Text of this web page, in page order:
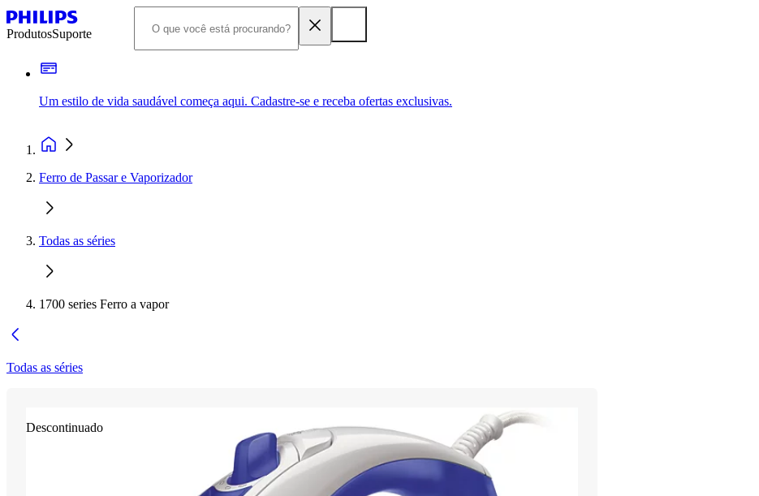
ProdutosSuporte
Um estilo de vida saudável começa aqui. Cadastre-se e receba ofertas exclusivas.
Ferro de Passar e Vaporizador
Todas as séries
1700 series Ferro a vapor
Todas as séries
Descontinuado